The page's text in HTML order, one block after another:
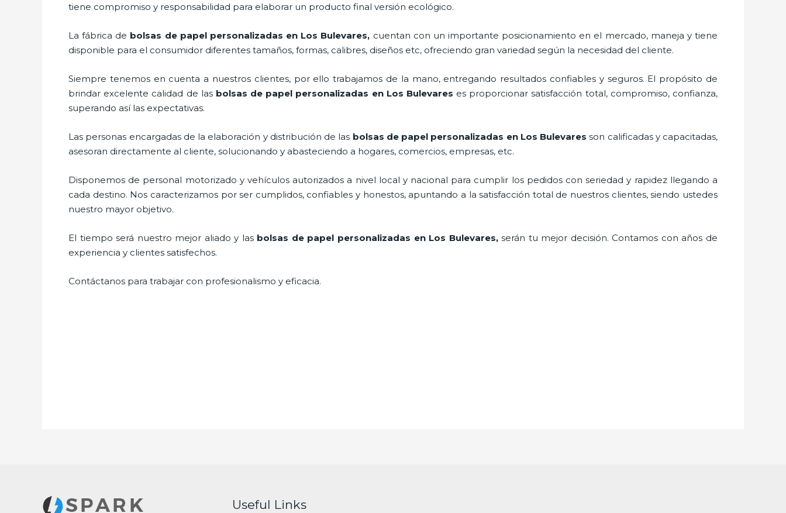
tiene compromiso y responsabilidad para elaborar un producto final versión ecológico.
La fábrica de bolsas de papel personalizadas en Los Bulevares, cuentan con un importante posicionamiento en el mercado, maneja y tiene
disponible para el consumidor diferentes tamaños, formas, calibres, diseños etc, ofreciendo gran variedad según la necesidad del cliente.
Siempre tenemos en cuenta a nuestros clientes, por ello trabajamos de la mano, entregando resultados confiables y seguros. El propósito de
brindar excelente calidad de las bolsas de papel personalizadas en Los Bulevares es proporcionar satisfacción total, compromiso, confianza,
superando así las expectativas.
Las personas encargadas de la elaboración y distribución de las bolsas de papel personalizadas en Los Bulevaresson calificadas y capacitadas,
asesoran directamente al cliente, solucionando y abasteciendo a hogares, comercios, empresas, etc.
Disponemos de personal motorizado y vehículos autorizados a nivel local y nacional para cumplir los pedidos con seriedad y rapidez llegando a
cada destino. Nos caracterizamos por ser cumplidos, confiables y honestos, apuntando a la satisfacción total de nuestros clientes, siendo ustedes
nuestro mayor objetivo.
El tiempo será nuestro mejor aliado y las bolsas de papel personalizadas en Los Bulevares,serán tu mejor decisión. Contamos con años de
experiencia y clientes satisfechos.
Contáctanos para trabajar con profesionalismo y eficacia.
Useful Links